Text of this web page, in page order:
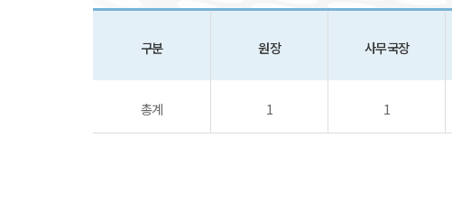
구분 원장 사무국장
총계 1 1